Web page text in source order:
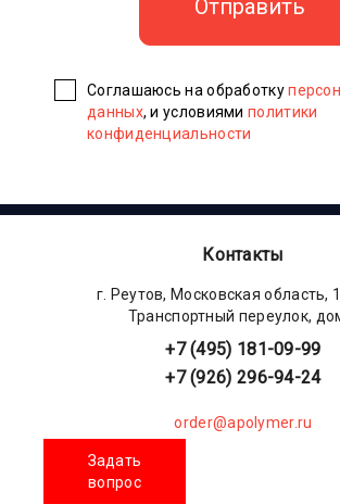
Соглашаюсь на обработку
данных, и условиямиполитики
конфиденциальности
Контакты
г. Реутов, Московская область,
Транспортный переулок,
+7 (495) 181-09-99
+7 (926) 296-94-24
order@apolymer.ru
Задать
вопрос